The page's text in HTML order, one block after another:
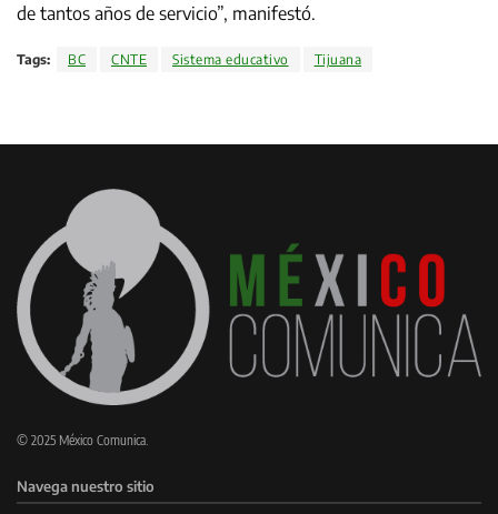
de tantos años de servicio”, manifestó.
Tags: BC CNTE Sistema educativo Tijuana
© 2025 México Comunica.
Navega nuestro sitio